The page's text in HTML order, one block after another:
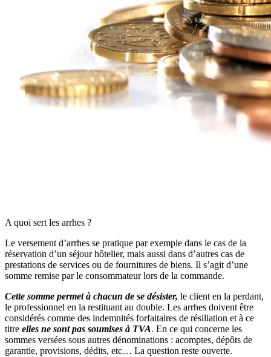
A quoi sert les arrhes ?
Le versement d’arrhes se pratique par exemple dans le cas de la
réservation d’un séjour hôtelier, mais aussi dans d’autres cas de
prestations de services ou de fournitures de biens. Il s’agit d’une
somme remise par le consommateur lors de la commande.
Cette somme permet à chacun de se désister, le client en la perdant,
le professionnel en la restituant au double. Les arrhes doivent être
considérés comme des indemnités forfaitaires de résiliation et à ce
titre elles ne sont pas soumises à TVA. En ce qui concerne les
sommes versées sous autres dénominations : acomptes, dépôts de
garantie, provisions, dédits, etc… La question reste ouverte.